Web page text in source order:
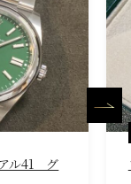
ル41 グ